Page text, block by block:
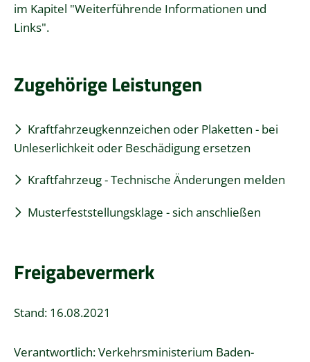
im Kapitel "Weiterführende Informationen und
Links".
Zugehörige Leistungen
Kraftfahrzeugkennzeichen oder Plaketten - bei
Unleserlichkeit oder Beschädigung ersetzen
Kraftfahrzeug - Technische Änderungen melden
Musterfeststellungsklage - sich anschließen
Freigabevermerk
Stand: 16.08.2021
Verantwortlich: Verkehrsministerium Baden-